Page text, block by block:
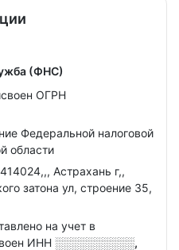
(ФНС)
ОГРН
Федеральной налоговой
области
Астрахань г,,
затона ул, строение 35,
на учет в
ИНН ░░░░░░░░░░,